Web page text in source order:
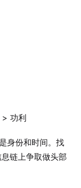
功利
身份和时间。找
链上争取做头部